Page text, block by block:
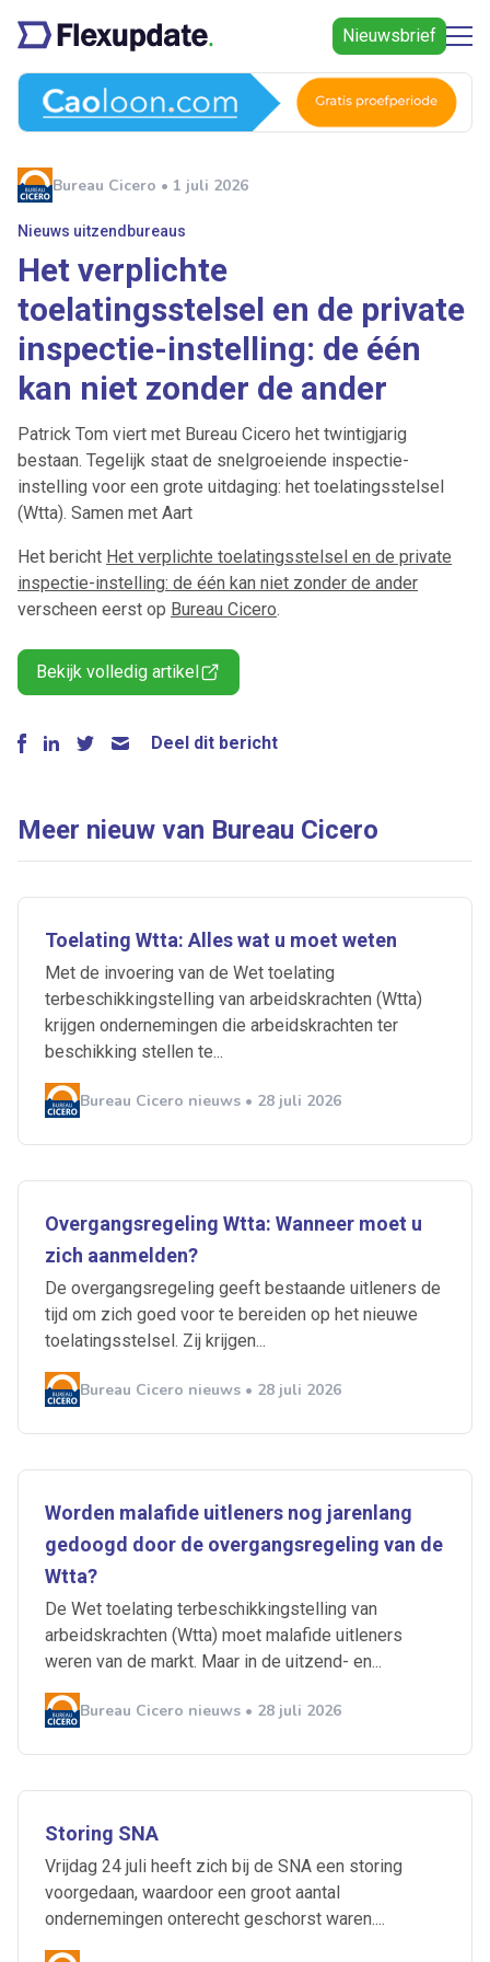
Nieuwsbrief
Bureau Cicero • 1 juli 2026
Nieuws uitzendbureaus
Het verplichte
toelatingsstelsel en de private
inspectie-instelling: de één
kan niet zonder de ander
Patrick Tom viert met Bureau Cicero het twintigjarig
bestaan. Tegelijk staat de snelgroeiende inspectie-
instelling voor een grote uitdaging: het toelatingsstelsel
(Wtta). Samen met Aart
Het bericht Het verplichte toelatingsstelsel en de private
inspectie-instelling: de één kan niet zonder de ander
verscheen eerst op Bureau Cicero.
Bekijk volledig artikel
Deel dit bericht
Meer nieuw van Bureau Cicero
Toelating Wtta: Alles wat u moet weten
Met de invoering van de Wet toelating
terbeschikkingstelling van arbeidskrachten (Wtta)
krijgen ondernemingen die arbeidskrachten ter
beschikking stellen te...
Bureau Cicero nieuws • 28 juli 2026
Overgangsregeling Wtta: Wanneer moet u
zich aanmelden?
De overgangsregeling geeft bestaande uitleners de
tijd om zich goed voor te bereiden op het nieuwe
toelatingsstelsel. Zij krijgen...
Bureau Cicero nieuws • 28 juli 2026
Worden malafide uitleners nog jarenlang
gedoogd door de overgangsregeling van de
Wtta?
De Wet toelating terbeschikkingstelling van
arbeidskrachten (Wtta) moet malafide uitleners
weren van de markt. Maar in de uitzend- en...
Bureau Cicero nieuws • 28 juli 2026
Storing SNA
Vrijdag 24 juli heeft zich bij de SNA een storing
voorgedaan, waardoor een groot aantal
ondernemingen onterecht geschorst waren....